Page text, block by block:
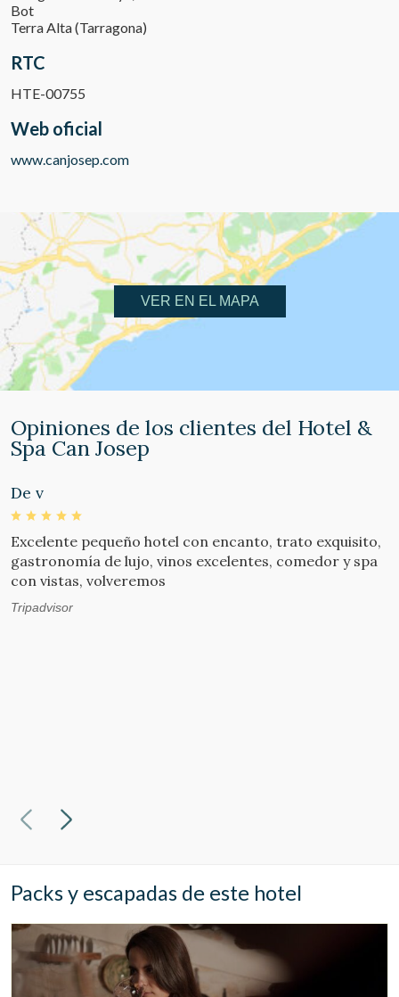
Bot
Terra Alta (Tarragona)
RTC
HTE-00755
Web oficial
www.canjosep.com
VER EN EL MAPA
Opiniones de los clientes del Hotel &
Spa Can Josep
De v
Excelente pequeño hotel con encanto, trato exquisito,
gastronomía de lujo, vinos excelentes, comedor y spa
con vistas, volveremos
Tripadvisor
Packs y escapadas de este hotel